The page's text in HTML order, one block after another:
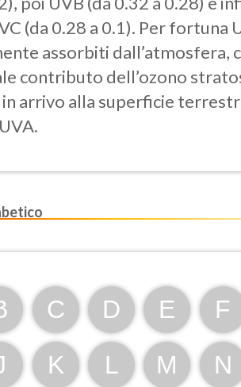
(da 0.28 a 0.1). Per fortuna
assorbiti dall’atmosfera,
contributo dell’ozono
arrivo alla superficie
C D E F
K L M N